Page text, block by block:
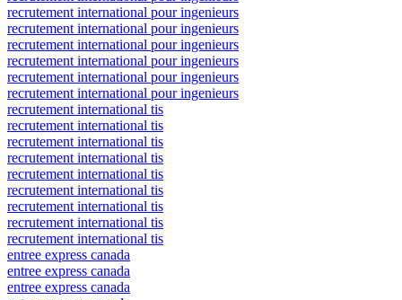
recrutement international pour ingenieurs
recrutement international pour ingenieurs
recrutement international pour ingenieurs
recrutement international pour ingenieurs
recrutement international pour ingenieurs
recrutement international pour ingenieurs
recrutement international tis
recrutement international tis
recrutement international tis
recrutement international tis
recrutement international tis
recrutement international tis
recrutement international tis
recrutement international tis
recrutement international tis
entree express canada
entree express canada
entree express canada